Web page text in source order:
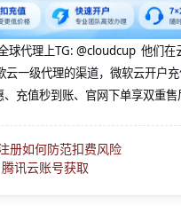
球代理上TG: @cloudcup 他们在
一级代理的渠道，微软云开户
充值秒到账、官网下单享双重售
册如何防范扣费风险
讯云账号获取